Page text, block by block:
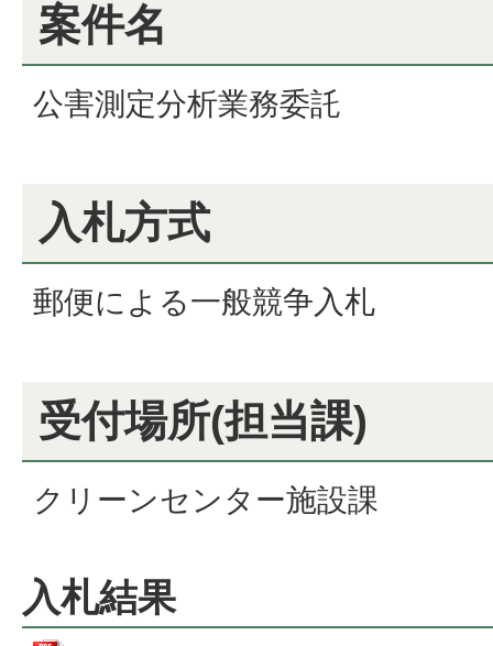
案件名
公害測定分析業務委託
入札方式
郵便による一般競争入札
受付場所(担当課)
クリーンセンター施設課
入札結果